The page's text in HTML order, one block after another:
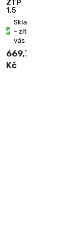
ZTP
1,5
Skladem
– zítra u
vás
669,70
Kč